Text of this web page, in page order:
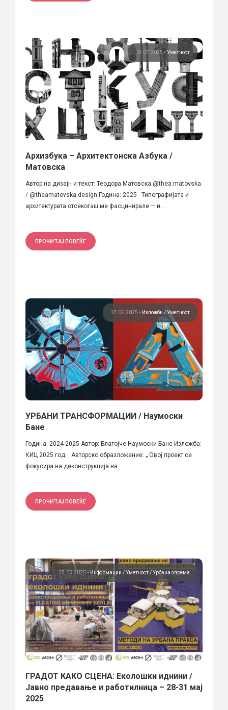
19.07.2025• Уметност
Архизбука – Архитектонска Азбука /
Матовска
Автор на дизајн и текст: Теодора Матовска @thea.matovska
/ @theamatovska.design Година: 2025 Типографијата и
архитектурата отсекогаш ме фасцинирале — и...
ПРОЧИТАЈ ПОВЕЌЕ
17.06.2025 • Изложби Уметност
УРБАНИ ТРАНСФОРМАЦИИ / Наумоски
Бане
Година: 2024-2025 Автор: Благојче Наумоски Бане Изложба:
КИЦ 2025 год. Авторско образложение: „ Овој проект се
фокусира на деконструкција на...
ПРОЧИТАЈ ПОВЕЌЕ
25.05.2025 • Информации Уметност Урбана опрема
ГРАДОТ КАКО СЦЕНА: Еколошки иднини /
Јавно предавање и работилница – 28-31 мај
2025